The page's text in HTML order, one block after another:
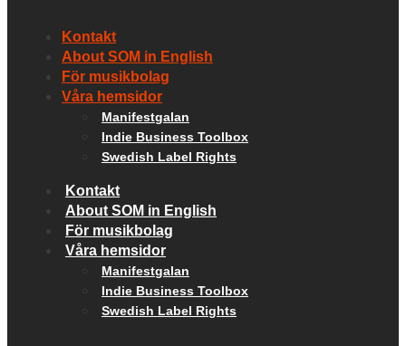
Kontakt
About SOM in English
För musikbolag
Våra hemsidor
Manifestgalan
Indie Business Toolbox
Swedish Label Rights
Kontakt
About SOM in English
För musikbolag
Våra hemsidor
Manifestgalan
Indie Business Toolbox
Swedish Label Rights